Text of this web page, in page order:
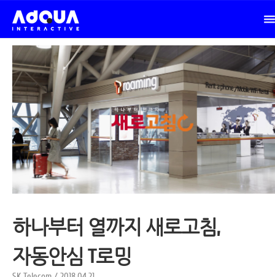
하나부터 열까지 새로고침,
자동안심 T로밍